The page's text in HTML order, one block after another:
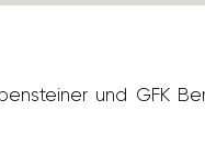
und GFK